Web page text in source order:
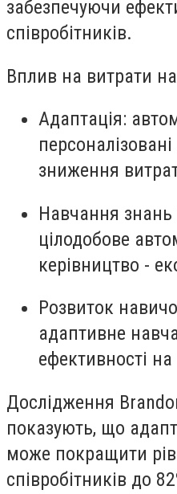
забезпечуючи
співробітників.
Вплив на витрати
Адаптація:
зниження
Навчання знань
цілодобове
керівництво -
Розвиток
адаптивне
ефективності на
Дослідження
показують, що
може покращити
співробітників до